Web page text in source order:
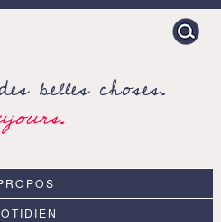
Search
for:
belles choses.